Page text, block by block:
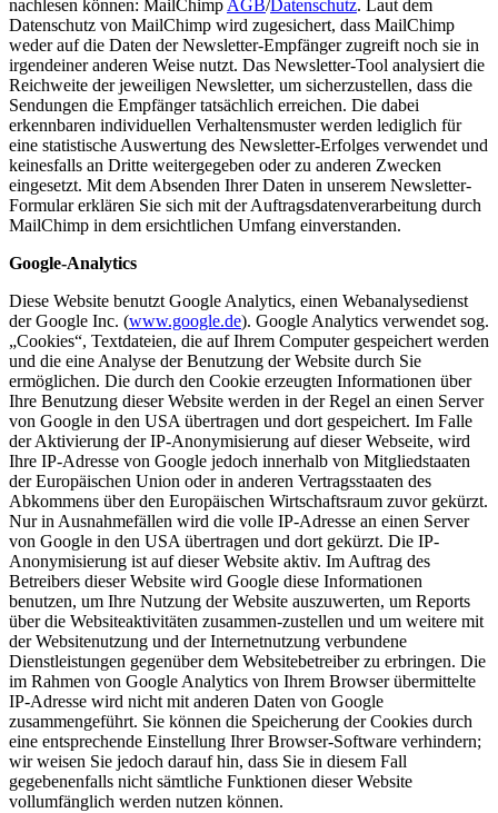
nachlesen können: MailChimp AGB/ Datenschutz. Laut dem
Datenschutz von MailChimp wird zugesichert, dass MailChimp
weder auf die Daten der Newsletter-Empfänger zugreift noch sie in
irgendeiner anderen Weise nutzt. Das Newsletter-Tool analysiert die
Reichweite der jeweiligen Newsletter, um sicherzustellen, dass die
Sendungen die Empfänger tatsächlich erreichen. Die dabei
erkennbaren individuellen Verhaltensmuster werden lediglich für
eine statistische Auswertung des Newsletter-Erfolges verwendet und
keinesfalls an Dritte weitergegeben oder zu anderen Zwecken
eingesetzt. Mit dem Absenden Ihrer Daten in unserem Newsletter-
Formular erklären Sie sich mit der Auftragsdatenverarbeitung durch
MailChimp in dem ersichtlichen Umfang einverstanden.
Google-Analytics
Diese Website benutzt Google Analytics, einen Webanalysedienst
der Google Inc. (www.google.de). Google Analytics verwendet sog.
„Cookies“, Textdateien, die auf Ihrem Computer gespeichert werden
und die eine Analyse der Benutzung der Website durch Sie
ermöglichen. Die durch den Cookie erzeugten Informationen über
Ihre Benutzung dieser Website werden in der Regel an einen Server
von Google in den USA übertragen und dort gespeichert. Im Falle
der Aktivierung der IP-Anonymisierung auf dieser Webseite, wird
Ihre IP-Adresse von Google jedoch innerhalb von Mitgliedstaaten
der Europäischen Union oder in anderen Vertragsstaaten des
Abkommens über den Europäischen Wirtschaftsraum zuvor gekürzt.
Nur in Ausnahmefällen wird die volle IP-Adresse an einen Server
von Google in den USA übertragen und dort gekürzt. Die IP-
Anonymisierung ist auf dieser Website aktiv. Im Auftrag des
Betreibers dieser Website wird Google diese Informationen
benutzen, um Ihre Nutzung der Website auszuwerten, um Reports
über die Websiteaktivitäten zusammen-zustellen und um weitere mit
der Websitenutzung und der Internetnutzung verbundene
Dienstleistungen gegenüber dem Websitebetreiber zu erbringen. Die
im Rahmen von Google Analytics von Ihrem Browser übermittelte
IP-Adresse wird nicht mit anderen Daten von Google
zusammengeführt. Sie können die Speicherung der Cookies durch
eine entsprechende Einstellung Ihrer Browser-Software verhindern;
wir weisen Sie jedoch darauf hin, dass Sie in diesem Fall
gegebenenfalls nicht sämtliche Funktionen dieser Website
vollumfänglich werden nutzen können.